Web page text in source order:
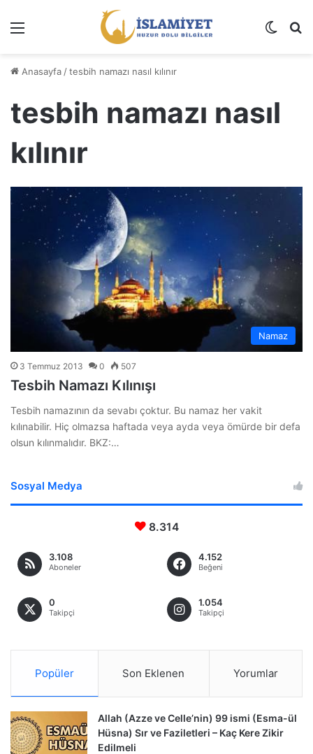
Dış
Anasayfa /tesbih namazı nasıl kılınır
tesbih namazı nasıl
kılınır
Namaz
3 Temmuz 2013 0 507
Tesbih Namazı Kılınışı
Tesbih namazının da sevabı çoktur. Bu namaz her vakit
kılınabilir. Hiç olmazsa haftada veya ayda veya ömürde bir defa
olsun kılınmalıdır. BKZ:…
Sosyal Medya
8.314
3.108
Aboneler
4.152
Beğeni
0
Takipçi
1.054
Takipçi
Popüler Son Eklenen Yorumlar
Allah (Azze ve Celle’nin) 99 ismi (Esma-ül
Hüsna) Sır ve Faziletleri – Kaç Kere Zikir
Edilmeli